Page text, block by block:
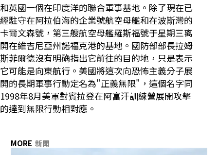
和英國一個在印度洋的聯合軍事基地。除了現在已
經駐守在阿拉伯海的企業號航空母艦和在波斯灣的
卡爾文森號，第三艘航空母艦羅斯福號于星期三离
開在維吉尼亞州諾福克港的基地。國防部部長拉姆
斯菲爾德沒有明确指出它前往的目的地，只是表示
它可能是向東航行。美國將這次向恐怖主義分子展
開的長期軍事行動定名為"正義無限"，這個名字同
1998年8月美軍對賓拉登在阿富汗訓練營展開攻擊
的達到無限行動相對應。
MORE 新聞